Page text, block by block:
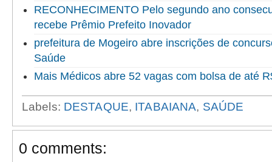
RECONHECIMENTO Pelo segundo ano
recebe Prêmio Prefeito Inovador
prefeitura de Mogeiro abre inscrições de
Saúde
Mais Médicos abre 52 vagas com bolsa de até
Labels: DESTAQUE, ITABAIANA, SAÚDE
0 comments: